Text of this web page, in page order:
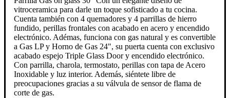
vitroceramica para darle un toque sofisticado a tu cocina.
Cuenta también con 4 quemadores y 4 parrillas de hierro
fundido, perillas frontales con acabado en acero y encendido
electrónico. Adémas, funciona con gas natural y es convertible
a Gas LP y Horno de Gas 24", su puerta cuenta con exclusivo
acabado espejo Triple Glass Door y encendido electrónico.
Con parrilla, charola, termostato, perillas con tapa de Acero
Inoxidable y luz interior. Además, siéntete libre de
preocupaciones gracias a su válvula de sensor de flama de
corte de gas.